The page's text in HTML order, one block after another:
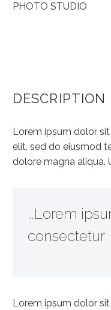
PHOTO STUDIO
DESCRIPTION
Lorem ipsum dolor
elit, sed do eiusmod
dolore magna aliqua.
…Lorem
consectetur
Lorem ipsum dolor